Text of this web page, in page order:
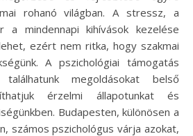
rohanó világban. A stressz, a
a mindennapi kihívások kezelése
ezért nem ritka, hogy szakmai
A pszichológiai támogatás
megoldásokat belső
érzelmi állapotunkat és
Budapesten, különösen a
számos pszichológus várja azokat,